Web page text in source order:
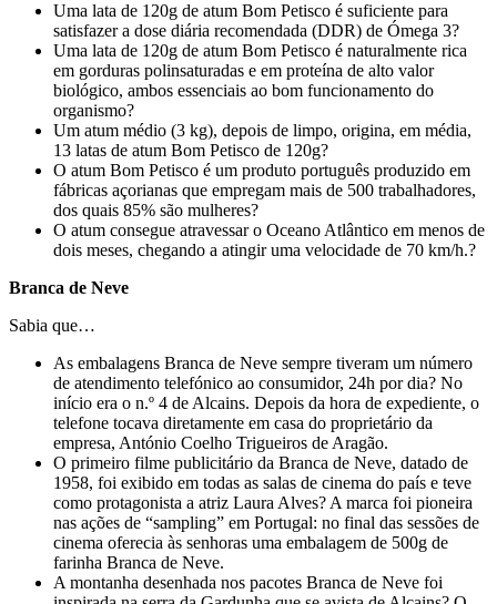
Uma lata de 120g de atum Bom Petisco é suficiente para
satisfazer a dose diária recomendada (DDR) de Ómega 3?
Uma lata de 120g de atum Bom Petisco é naturalmente rica
em gorduras polinsaturadas e em proteína de alto valor
biológico, ambos essenciais ao bom funcionamento do
organismo?
Um atum médio (3 kg), depois de limpo, origina, em média,
13 latas de atum Bom Petisco de 120g?
O atum Bom Petisco é um produto português produzido em
fábricas açorianas que empregam mais de 500 trabalhadores,
dos quais 85% são mulheres?
O atum consegue atravessar o Oceano Atlântico em menos de
dois meses, chegando a atingir uma velocidade de 70 km/h.?
Branca de Neve
Sabia que…
As embalagens Branca de Neve sempre tiveram um número
de atendimento telefónico ao consumidor, 24h por dia? No
início era o n.º 4 de Alcains. Depois da hora de expediente, o
telefone tocava diretamente em casa do proprietário da
empresa, António Coelho Trigueiros de Aragão.
O primeiro filme publicitário da Branca de Neve, datado de
1958, foi exibido em todas as salas de cinema do país e teve
como protagonista a atriz Laura Alves? A marca foi pioneira
nas ações de “sampling” em Portugal: no final das sessões de
cinema oferecia às senhoras uma embalagem de 500g de
farinha Branca de Neve.
A montanha desenhada nos pacotes Branca de Neve foi